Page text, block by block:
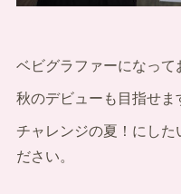
ベビグラファーになって
秋のデビューも目指せま
チャレンジの夏！にした
ださい。